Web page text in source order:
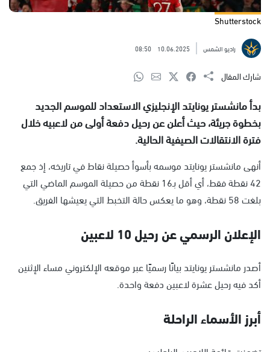
Shutterstock
راديو الشمس 10.06.2025
08:50
شارك المقال
بدأ مانشستر يونايتد الإنجليزي الاستعداد للموسم الجديد
بخطوة جريئة، حيث أعلن عن رحيل دفعة أولى من لاعبيه خلال
فترة الانتقالات الصيفية الحالية.
أنهى مانشستر يونايتد موسمه بأسوأ حصيلة نقاط في تاريخه، إذ جمع
42 نقطة فقط، أي أقل بـ16 نقطة من حصيلة الموسم الماضي التي
بلغت 58 نقطة، وهو ما يعكس حالة التخبط التي يعيشها الفريق.
الإعلان الرسمي عن رحيل 10 لاعبين
أصدر مانشستر يونايتد بيانًا رسميًا عبر موقعه الإلكتروني مساء الإثنين
أكد فيه رحيل عشرة لاعبين دفعة واحدة.
أبرز الأسماء الراحلة